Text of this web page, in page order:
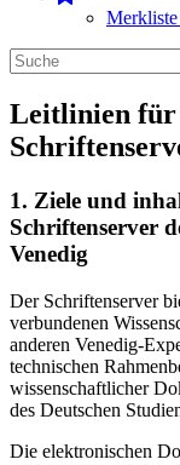
Leitlinien für
1. Ziele und
Schriftenserver
Venedig
Der Schriftenserver
verbundenen
anderen Venedig-
technischen
wissenschaftlicher
des Deutschen
Die elektronischen